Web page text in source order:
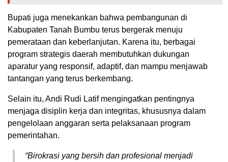
Bupati juga menekankan bahwa pembangunan di
Kabupaten Tanah Bumbu terus bergerak menuju
pemerataan dan keberlanjutan. Karena itu, berbagai
program strategis daerah membutuhkan dukungan
aparatur yang responsif, adaptif, dan mampu menjawab
tantangan yang terus berkembang.
Selain itu, Andi Rudi Latif mengingatkan pentingnya
menjaga disiplin kerja dan integritas, khususnya dalam
pengelolaan anggaran serta pelaksanaan program
pemerintahan.
“Birokrasi yang bersih dan profesional menjadi